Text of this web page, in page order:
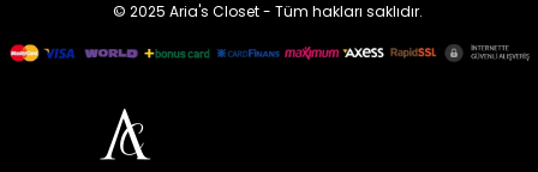
© 2025 Aria's Closet - Tüm hakları saklıdır.